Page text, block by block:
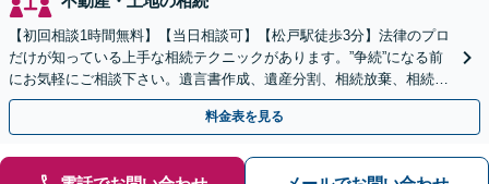
【初回相談1時間無料】【当日相談可】【松戸駅徒歩3分】法律のプロ
だけが知っている上手な相続テクニックがあります。”争続”になる前
にお気軽にご相談下さい。遺言書作成、遺産分割、相続放棄、相続税
のことなど弁護経験豊富です。
料金表を見る